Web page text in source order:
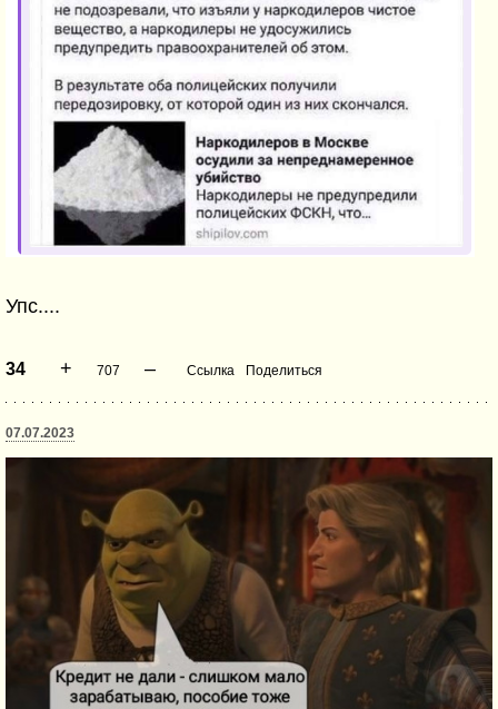
Упс....
34 + 707 – Ссылка Поделиться
07.07.2023